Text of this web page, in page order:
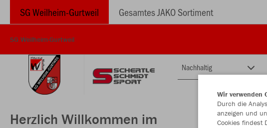
SG Weilheim-Gurtweil Gesamtes JAKO Sortiment
SG Weilheim-Gurtweil
Herzlich Willkommen im
Nachhaltig
Wir verwenden
Durch die
anzeigen und
Cookies findest